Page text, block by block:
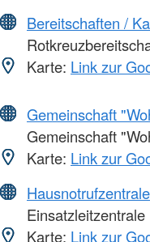
Bereitschaften /
Karte: Link zur
Gemeinschaft
Gemeinschaft
Karte: Link zur
Hausnotrufzentrale
Einsatzleitzentrale
Karte: Link zur